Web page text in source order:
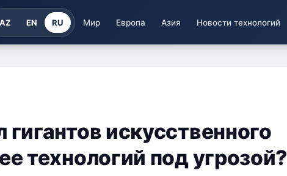
AZ EN RU Мир Европа Азия Новости технологий
искусственного
технологий под угрозой?